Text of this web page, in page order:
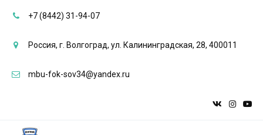
+7 (8442) 31-94-07
Россия, г. Волгоград, ул. Калининградская, 28, 400011
mbu-fok-sov34@yandex.ru